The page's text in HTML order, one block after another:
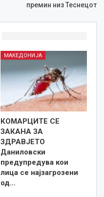
премин низ Теснецот
МАКЕДОНИЈА
КОМАРЦИТЕ СЕ
ЗАКАНА ЗА
ЗДРАВЈЕТО
Даниловски
предупредува кои
лица се најзагрозени
од…